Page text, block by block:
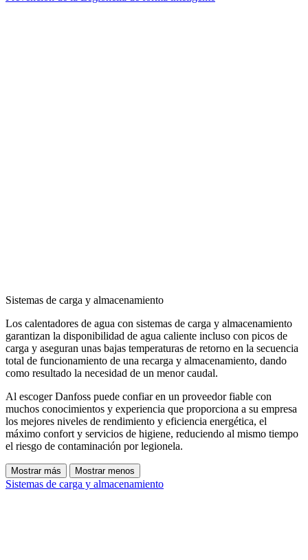
Sistemas de carga y almacenamiento
Los calentadores de agua con sistemas de carga y almacenamiento
garantizan la disponibilidad de agua caliente incluso con picos de
carga y aseguran unas bajas temperaturas de retorno en la secuencia
total de funcionamiento de una recarga y almacenamiento, dando
como resultado la necesidad de un menor caudal.
Al escoger Danfoss puede confiar en un proveedor fiable con
muchos conocimientos y experiencia que proporciona a su empresa
los mejores niveles de rendimiento y eficiencia energética, el
máximo confort y servicios de higiene, reduciendo al mismo tiempo
el riesgo de contaminación por legionela.
Mostrar más Mostrar menos
Sistemas de carga y almacenamiento